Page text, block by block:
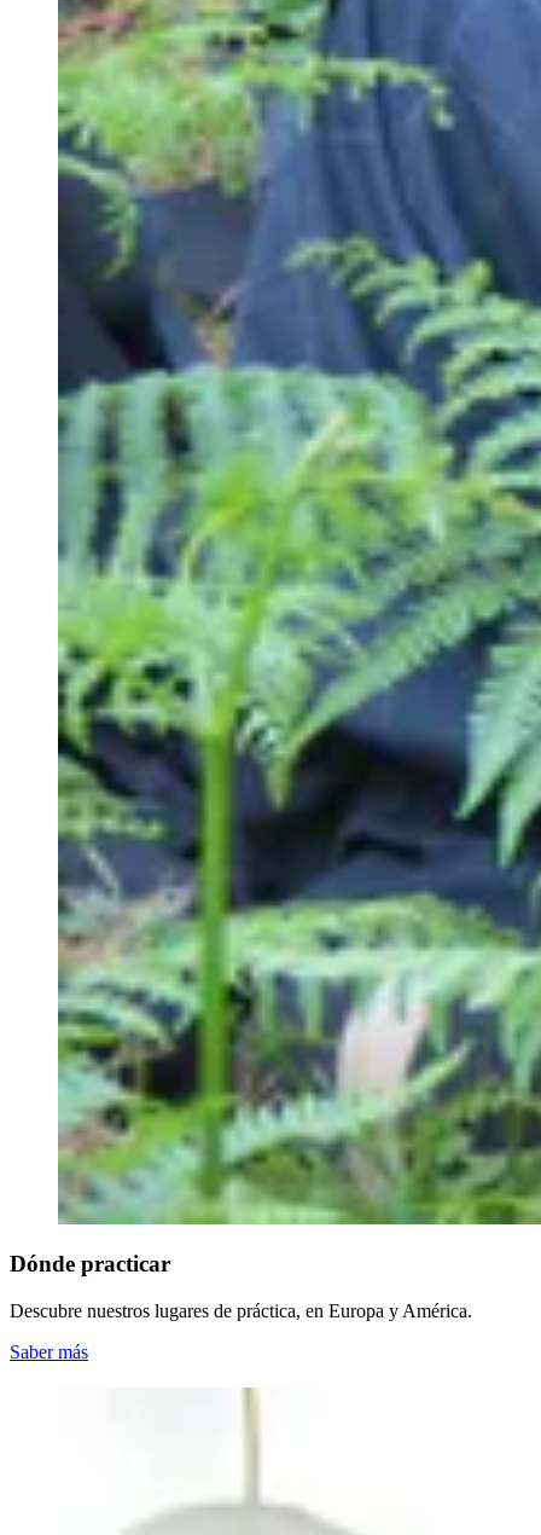
Dónde practicar
Descubre nuestros lugares de práctica, en Europa y América.
Saber más